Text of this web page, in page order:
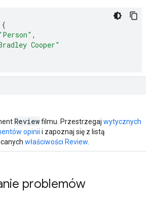
{
,
Cooper"
Reviewfilmu. Przestrzegaj wytycznych
opinii i zapoznaj się z listą
właściwości Review
problemów